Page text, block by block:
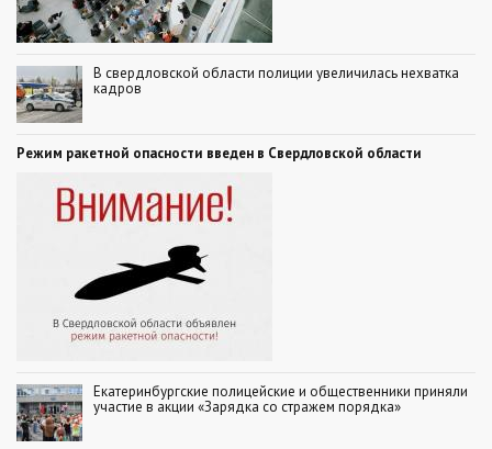
В свердловской области полиции увеличилась нехватка
кадров
Режим ракетной опасности введен в Свердловской области
Екатеринбургские полицейские и общественники приняли
участие в акции «Зарядка со стражем порядка»